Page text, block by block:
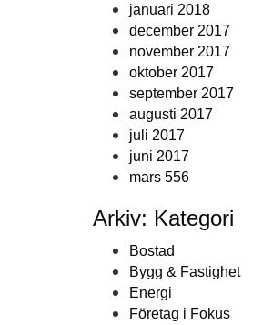
januari 2018
december 2017
november 2017
oktober 2017
september 2017
augusti 2017
juli 2017
juni 2017
mars 556
Arkiv: Kategori
Bostad
Bygg & Fastighet
Energi
Företag i Fokus